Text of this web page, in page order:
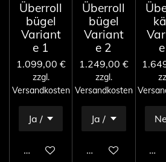
Überroll
bügel
Variant
e 1
1.099,00 €
zzgl.
Versandkosten
In den Warenkorb
Überroll
bügel
Variant
e 2
1.249,00 €
zzgl.
Versandkosten
In den Warenkorb
In